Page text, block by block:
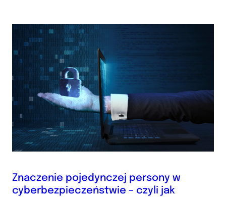
Znaczenie pojedynczej persony w
cyberbezpieczeństwie – czyli jak